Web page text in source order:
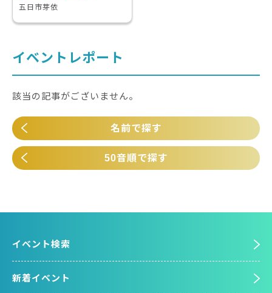
五日市芽依
イベントレポート
該当の記事がございません。
名前で探す
50音順で探す
イベント検索
新着イベント